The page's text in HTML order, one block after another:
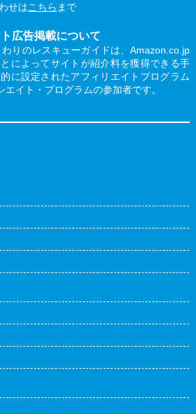
せはこちら まで
広告掲載について
りのレスキューガイドは、Amazon.co.jp
によってサイトが紹介料を獲得できる手
に設定されたアフィリエイトプログラム
イト・プログラムの参加者です。